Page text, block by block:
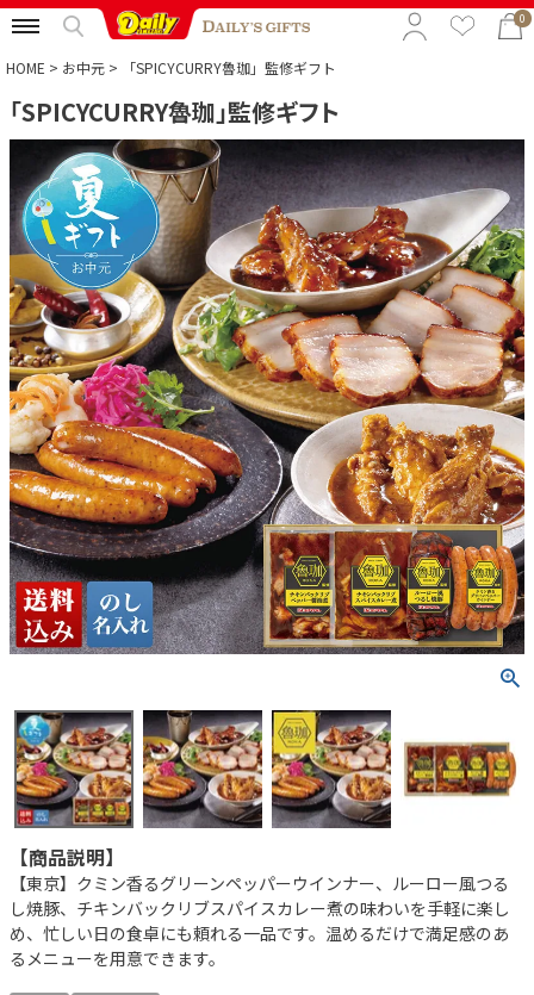
0
特集から選ぶ
予算から選ぶ
カテゴリから選ぶ
贈る相手から選ぶ
HOME お中元 「SPICYCURRY魯珈」監修ギフト
「SPICYCURRY魯珈」監修ギフト
【商品説明】
【東京】クミン香るグリーンペッパーウインナー、ルーロー風つる
し焼豚、チキンバックリブスパイスカレー煮の味わいを手軽に楽し
め、忙しい日の食卓にも頼れる一品です。温めるだけで満足感のあ
るメニューを用意できます。